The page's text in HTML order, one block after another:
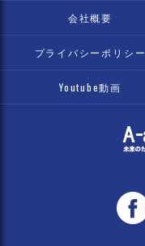
会社概要
プライバシーポリシー
Youtube動画